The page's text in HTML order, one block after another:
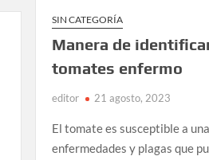
una
cosecha
de
SIN CATEGORÍA
Manera de
tomates enfermo
editor 21 agosto, 2023
El tomate es susceptible a
enfermedades y plagas que